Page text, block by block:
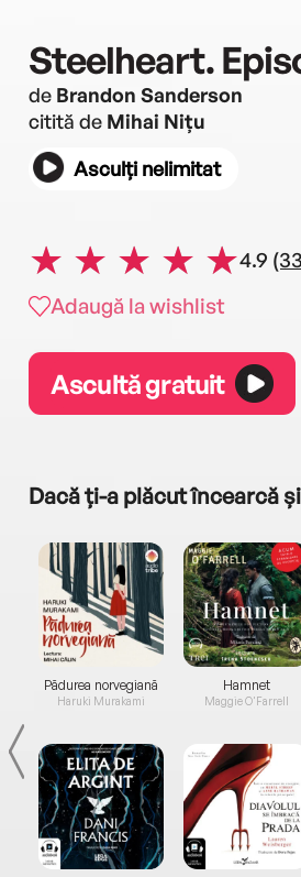
Steelheart.
de Brandon Sanderson
citită de Mihai Nițu
Asculți nelimitat
4.9
Adaugă la wishlist
Ascultă gratuit
Dacă ți-a plăcut încearcă și
Pădurea norvegiană
Haruki Murakami
Hamnet
Maggie O'Farrell